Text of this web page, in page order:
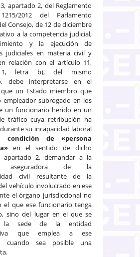
apartado 2, del Reglamento
2012 del Parlamento
Consejo, de 12 de diciembre
a la competencia judicial,
y la ejecución de
judiciales en materia civil y
relación con el artículo 11,
1, letra b), del mismo
debe interpretarse en el
un Estado miembro que
empleador subrogado en los
un funcionario herido en un
tráfico cuya retribución ha
su incapacidad laboral
condición de «persona
en el sentido de dicho
apartado 2, demandar a la
aseguradora de la
civil resultante de la
vehículo involucrado en ese
el órgano jurisdiccional no
el que ese funcionario tenga
sino del lugar en el que se
la sede de la entidad
que emplea a ese
cuando sea posible una